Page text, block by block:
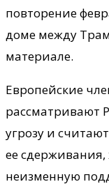
повторение
доме между
материале.
Европейские
рассматривают
угрозу и
ее
неизменную